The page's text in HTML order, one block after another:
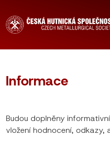
Informace
Budou doplněny
vložení hodnocení, odkazy,